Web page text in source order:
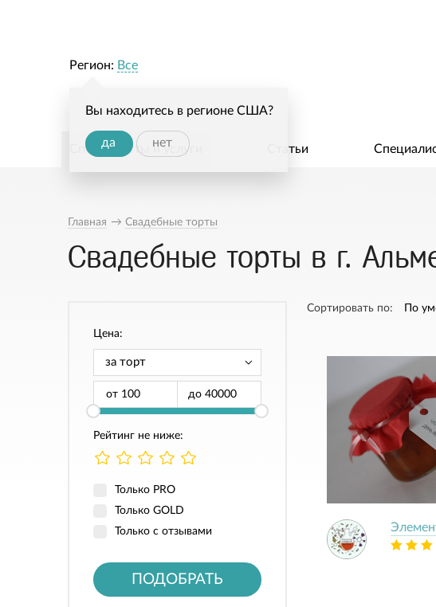
Регион: Все
Вы находитесь в регионе США?
да нет
Специалисты и услуги Статьи
Главная → Свадебные торты
Свадебные торты в г.
Цена:
от до
Рейтинг не ниже:
Только PRO
Только GOLD
Только с отзывами
ПОДОБРАТЬ
Сортировать по: По